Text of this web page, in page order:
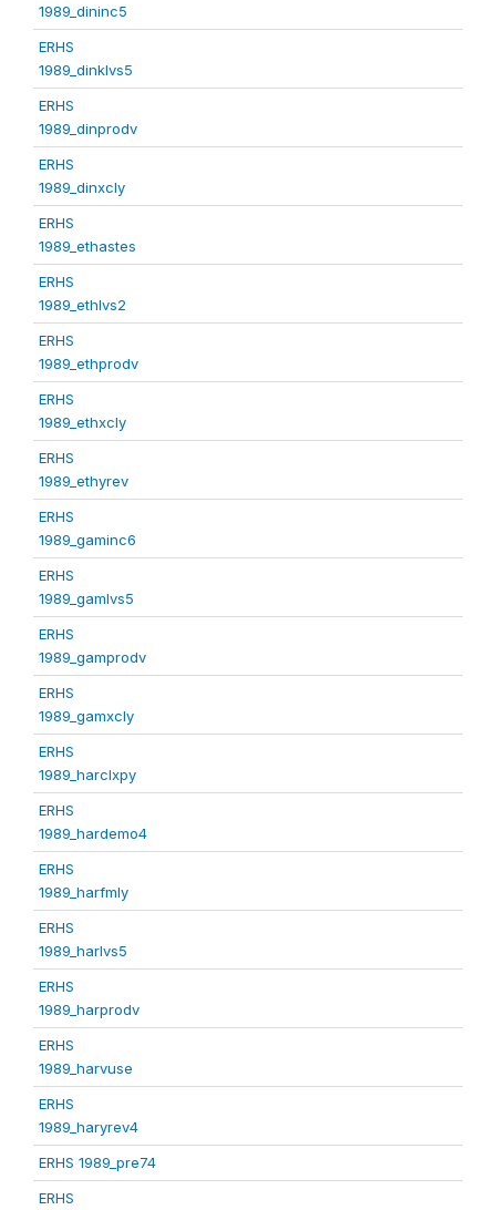
1989_dininc5
ERHS
1989_dinklvs5
ERHS
1989_dinprodv
ERHS
1989_dinxcly
ERHS
1989_ethastes
ERHS
1989_ethlvs2
ERHS
1989_ethprodv
ERHS
1989_ethxcly
ERHS
1989_ethyrev
ERHS
1989_gaminc6
ERHS
1989_gamlvs5
ERHS
1989_gamprodv
ERHS
1989_gamxcly
ERHS
1989_harclxpy
ERHS
1989_hardemo4
ERHS
1989_harfmly
ERHS
1989_harlvs5
ERHS
1989_harprodv
ERHS
1989_harvuse
ERHS
1989_haryrev4
ERHS 1989_pre74
ERHS